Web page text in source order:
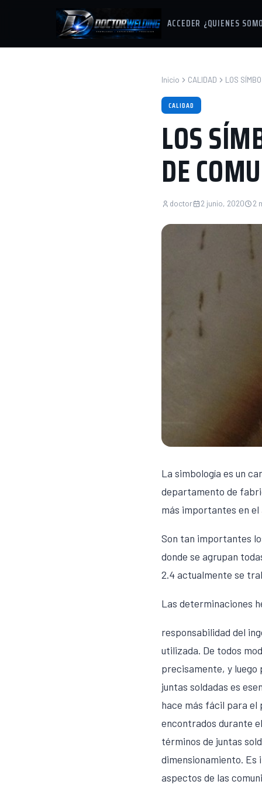
ACCEDER ¿QUIENES
Inicio CALIDAD LOS
CALIDAD
LOS
DE
doctor 2 junio, 2020 2
La simbología es un
departamento de
más importantes en el
Son tan importantes
donde se agrupan
2.4 actualmente se
Las determinaciones
responsabilidad del
utilizada. De todos
precisamente, y
juntas soldadas es
hace más fácil para el
encontrados durante
términos de juntas
dimensionamiento.
aspectos de las